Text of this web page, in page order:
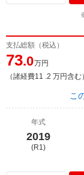
支払総額（税込）
73.0万円
（諸経費11 .2 万円含む）
こ
年式
2019
(R1)